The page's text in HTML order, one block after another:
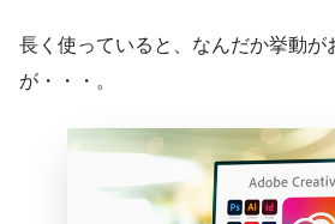
長く使っていると、なんだか挙動が
が・・・。